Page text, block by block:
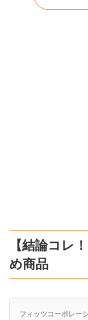
【結論コレ
め商品
フィッツコーポレー